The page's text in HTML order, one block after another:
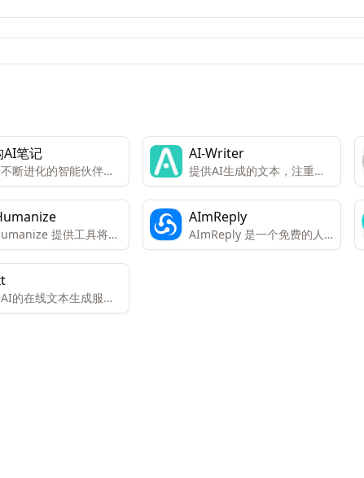
AI笔记
断进化的智能伙伴，
记、AI创作和知识管
队协作平台。
AI-Writer
提供AI生成的文本，注重质
量和原创性。
提供工具将AI
文本转换为人类语
确保文本100%原创且
AI检测器发现。
AImReply
AImReply 是一个免费的人
工智能电子邮件生成器，旨
的在线文本生成服务
速生成各种类型的高